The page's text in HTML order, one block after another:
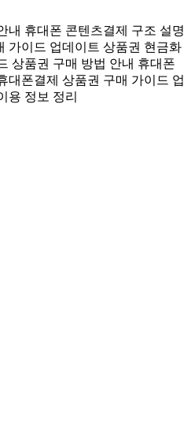
내 휴대폰 콘텐츠결제 구조 설명
가이드 업데이트 상품권 현금화
상품권 구매 방법 안내 휴대폰
대폰결제 상품권 구매 가이드 업
용 정보 정리